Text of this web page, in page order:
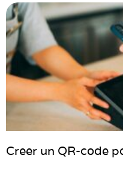
Creer un QR-code